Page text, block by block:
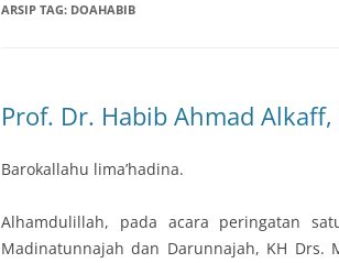
ARSIP TAG: DOAHABIB
Prof. Dr. Habib Ahmad
Barokallahu lima’hadina.
Alhamdulillah, pada acara peringatan
Madinatunnajah dan Darunnajah, KH